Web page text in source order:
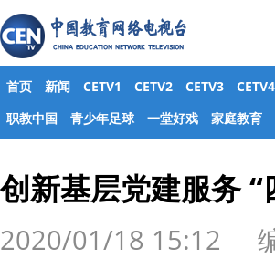
首页 新闻 CETV1 CETV2 CETV3 CETV4
职教中国
青少年足球 一堂好戏 家庭教育
创新基层党建服务
2020/01/18 15:12